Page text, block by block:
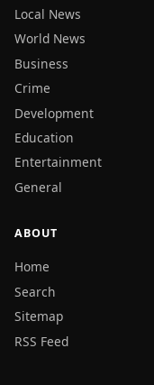
Local News
World News
Business
Crime
Development
Education
Entertainment
General
ABOUT
Home
Search
Sitemap
RSS Feed